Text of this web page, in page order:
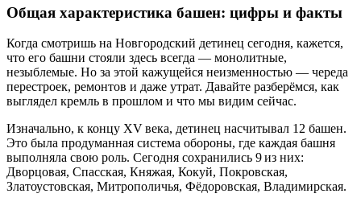
Общая характеристика башен: цифры и факты
Когда смотришь на Новгородский детинец сегодня, кажется,
что его башни стояли здесь всегда — монолитные,
незыблемые. Но за этой кажущейся неизменностью — череда
перестроек, ремонтов и даже утрат. Давайте разберёмся, как
выглядел кремль в прошлом и что мы видим сейчас.
Изначально, к концу XV века, детинец насчитывал 12 башен.
Это была продуманная система обороны, где каждая башня
выполняла свою роль. Сегодня сохранились 9 из них:
Дворцовая, Спасская, Княжая, Кокуй, Покровская,
Златоустовская, Митрополичья, Фёдоровская, Владимирская.